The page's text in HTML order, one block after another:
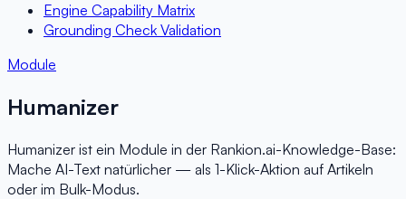
Engine Capability Matrix
Grounding Check Validation
Module
Humanizer
Humanizer ist ein Module in der Rankion.ai-Knowledge-Base:
Mache AI-Text natürlicher — als 1-Klick-Aktion auf Artikeln
oder im Bulk-Modus.